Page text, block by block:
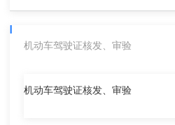
机动车驾驶证核发、审验
机动车驾驶证核发、审验